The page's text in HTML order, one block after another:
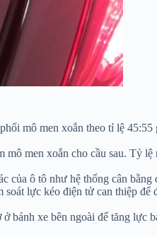
mô men xoắn theo tỉ lệ
men xoắn cho cầu sau. Tỷ
ô tô như hệ thống cân
lực kéo điện tử can thiệp
bánh xe bên ngoài để tăng